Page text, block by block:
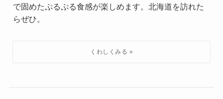
で固めたぷるぷる食感が楽しめます。北海道を訪れた
らぜひ。